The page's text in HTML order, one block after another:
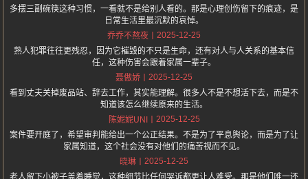
多摆三副碗筷这种习惯，一看就不是给别人看的。那是心理创伤留下的痕迹，是
日常生活里最沉默的哀悼。
乔乔不熬夜
2025-12-25
熟人犯罪往往更残忍，因为它摧毁的不只是生命，还有对人与人关系的基本信
任，这种伤害会跟着家属一辈子。
聂傲娇
2025-12-25
看到丈夫关掉废品站、辞去工作，其实能理解。很多人不是不想活下去，而是不
知道该怎么继续原来的生活。
陈妮妮UNI
2025-12-25
案件要开庭了，希望审判能给出一个公正结果。不是为了平息舆论，而是为了让
家属知道，这个社会没有对他们的痛苦视而不见。
晓琳
2025-12-25
老人留下小被子盖着睡觉，这种细节比任何哭诉都更让人难受。那是他们唯一还